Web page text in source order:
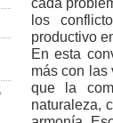
los
productivo
En esta
más con las
que la
naturaleza,